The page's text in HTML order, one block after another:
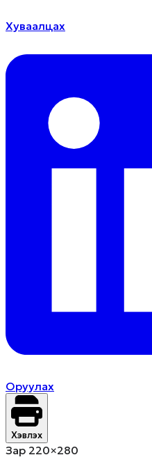
Хуваалцах
Оруулах
Хэвлэх
Зар 220×280